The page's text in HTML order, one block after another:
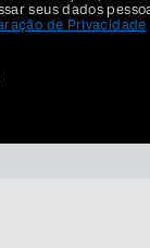
seus dados
de Privacidade